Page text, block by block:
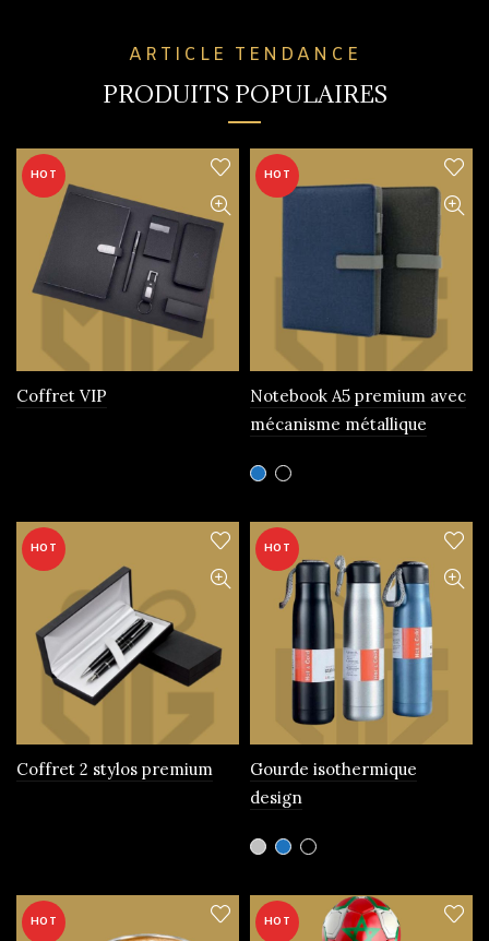
ARTICLE TENDANCE
PRODUITS POPULAIRES
HOT
Coffret VIP
HOT
Notebook A5 premium avec
mécanisme métallique
Ce
produit
plusieurs
variations.
options
choisies
page
du
produit
HOT
Coffret 2 stylos premium
HOT
Gourde isothermique
design
Ce
produit
plusieurs
variations.
HOT HOT